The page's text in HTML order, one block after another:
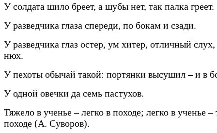
У солдата шило бреет, а шубы нет, так палка греет.
У разведчика глаза спереди, по бокам и сзади.
У разведчика глаз остер, ум хитер, отличный
нюх.
У пехоты обычай такой: портянки высушил – и в
У одной овечки да семь пастухов.
Тяжело в ученье – легко в походе; легко в ученье –
походе (А. Суворов).